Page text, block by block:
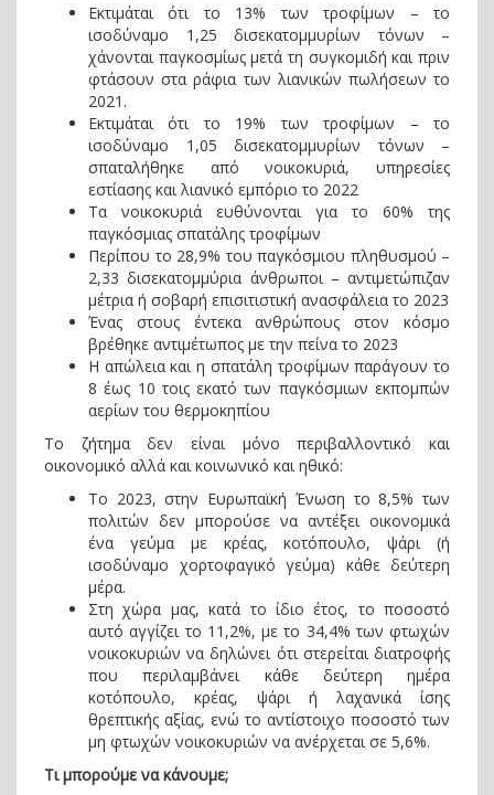
Εκτιμάται ότι το 13% των τροφίμων – το
ισοδύναμο 1,25 δισεκατομμυρίων τόνων –
χάνονται παγκοσμίως μετά τη συγκομιδή και πριν
φτάσουν στα ράφια των λιανικών πωλήσεων το
2021.
Εκτιμάται ότι το 19% των τροφίμων – το
ισοδύναμο 1,05 δισεκατομμυρίων τόνων –
σπαταλήθηκε από νοικοκυριά, υπηρεσίες
εστίασης και λιανικό εμπόριο το 2022
Τα νοικοκυριά ευθύνονται για το 60% της
παγκόσμιας σπατάλης τροφίμων
Περίπου το 28,9% του παγκόσμιου πληθυσμού –
2,33 δισεκατομμύρια άνθρωποι – αντιμετώπιζαν
μέτρια ή σοβαρή επισιτιστική ανασφάλεια το 2023
Ένας στους έντεκα ανθρώπους στον κόσμο
βρέθηκε αντιμέτωπος με την πείνα το 2023
Η απώλεια και η σπατάλη τροφίμων παράγουν το
8 έως 10 τοις εκατό των παγκόσμιων εκπομπών
αερίων του θερμοκηπίου
Το ζήτημα δεν είναι μόνο περιβαλλοντικό και
οικονομικό αλλά και κοινωνικό και ηθικό:
Το 2023, στην Ευρωπαϊκή Ένωση το 8,5% των
πολιτών δεν μπορούσε να αντέξει οικονομικά
ένα γεύμα με κρέας, κοτόπουλο, ψάρι (ή
ισοδύναμο χορτοφαγικό γεύμα) κάθε δεύτερη
μέρα.
Στη χώρα μας, κατά το ίδιο έτος, το ποσοστό
αυτό αγγίζει το 11,2%, με το 34,4% των φτωχών
νοικοκυριών να δηλώνει ότι στερείται διατροφής
που περιλαμβάνει κάθε δεύτερη ημέρα
κοτόπουλο, κρέας, ψάρι ή λαχανικά ίσης
θρεπτικής αξίας, ενώ το αντίστοιχο ποσοστό των
μη φτωχών νοικοκυριών να ανέρχεται σε 5,6%.
Τι μπορούμε να κάνουμε;